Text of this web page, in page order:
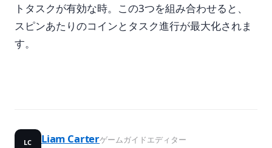
トタスクが有効な時。この3つを組み合わせると、
スピンあたりのコインとタスク進行が最大化されま
す。
LC Liam Carterゲームガイドエディター